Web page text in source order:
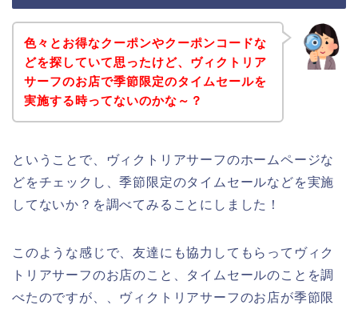
色々とお得なクーポンやクーポンコードな
どを探していて思ったけど、ヴィクトリア
サーフのお店で季節限定のタイムセールを
実施する時ってないのかな～？
ということで、ヴィクトリアサーフのホームページな
どをチェックし、季節限定のタイムセールなどを実施
してないか？を調べてみることにしました！
このような感じで、友達にも協力してもらってヴィク
トリアサーフのお店のこと、タイムセールのことを調
べたのですが、、ヴィクトリアサーフのお店が季節限